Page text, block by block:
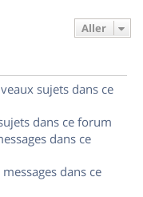
Aller
sujets dans ce
dans ce forum
dans ce
dans ce